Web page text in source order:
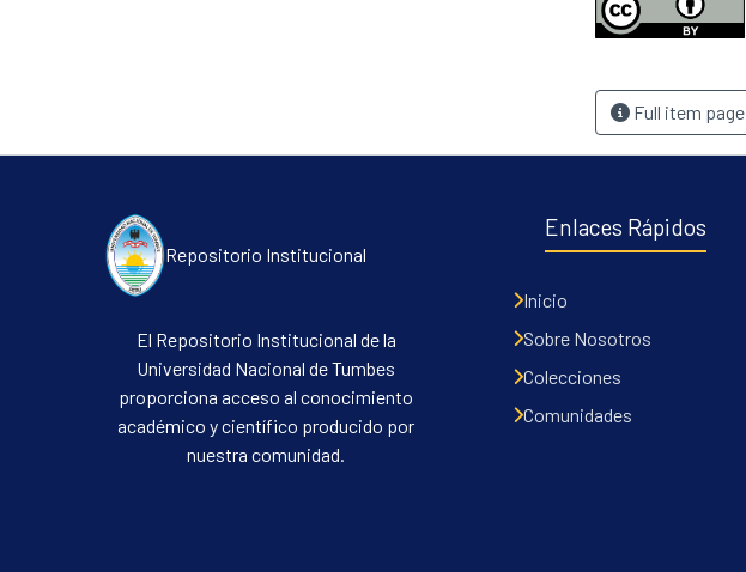
Full item page
Repositorio Institucional
El Repositorio Institucional de la
Universidad Nacional de Tumbes
proporciona acceso al conocimiento
académico y científico producido por
nuestra comunidad.
Enlaces Rápidos
Inicio
Sobre Nosotros
Colecciones
Comunidades